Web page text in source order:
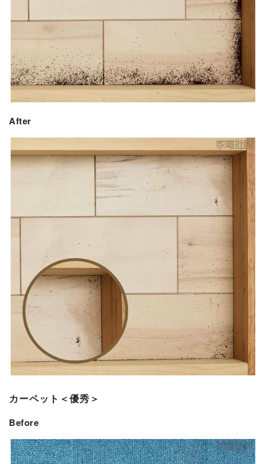
After
カーペット＜優秀＞
Before